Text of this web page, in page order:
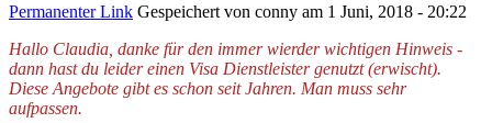
Permanenter Link Gespeichert von conny am 1 Juni, 2018 - 20:22
Hallo Claudia, danke für den immer wierder wichtigen Hinweis -
dann hast du leider einen Visa Dienstleister genutzt (erwischt).
Diese Angebote gibt es schon seit Jahren. Man muss sehr
aufpassen.